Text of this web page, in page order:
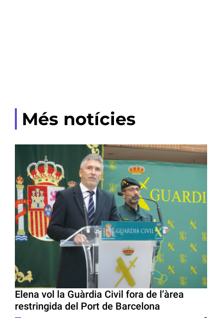
Més notícies
Elena vol la Guàrdia Civil fora de l’àrea
restringida del Port de Barcelona